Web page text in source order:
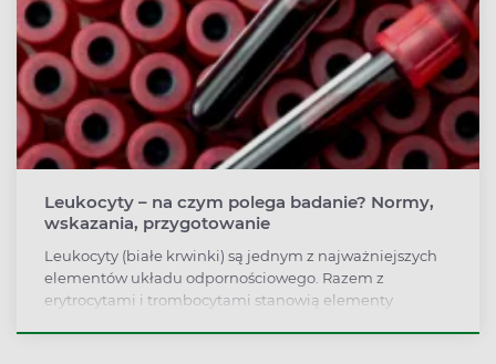
Leukocyty – na czym polega badanie? Normy,
wskazania, przygotowanie
Leukocyty (białe krwinki) są jednym z najważniejszych
elementów układu odpornościowego. Razem z
erytrocytami i trombocytami stanowią elementy